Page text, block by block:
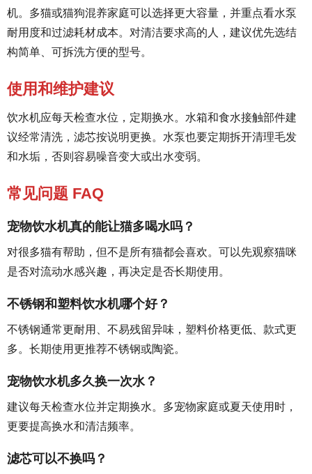
机。多猫或猫狗混养家庭可以选择更大容量，并重点看水泵
耐用度和过滤耗材成本。对清洁要求高的人，建议优先选结
构简单、可拆洗方便的型号。
使用和维护建议
饮水机应每天检查水位，定期换水。水箱和食水接触部件建
议经常清洗，滤芯按说明更换。水泵也要定期拆开清理毛发
和水垢，否则容易噪音变大或出水变弱。
常见问题 FAQ
宠物饮水机真的能让猫多喝水吗？
对很多猫有帮助，但不是所有猫都会喜欢。可以先观察猫咪
是否对流动水感兴趣，再决定是否长期使用。
不锈钢和塑料饮水机哪个好？
不锈钢通常更耐用、不易残留异味，塑料价格更低、款式更
多。长期使用更推荐不锈钢或陶瓷。
宠物饮水机多久换一次水？
建议每天检查水位并定期换水。多宠物家庭或夏天使用时，
更要提高换水和清洁频率。
滤芯可以不换吗？